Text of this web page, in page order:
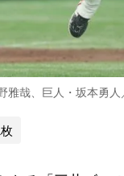
哉、巨人・坂本勇人